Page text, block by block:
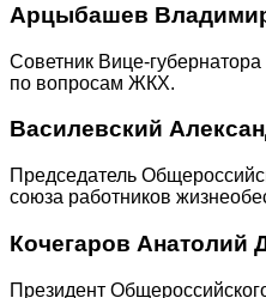
Арцыбашев
Советник Вице-губернатора
по вопросам ЖКХ.
Василевский
Председатель
союза работников
Кочегаров Анатолий
Президент